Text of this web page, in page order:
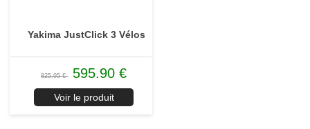
Yakima JustClick 3 Vélos
825.95 € 595.90 €
Voir le produit